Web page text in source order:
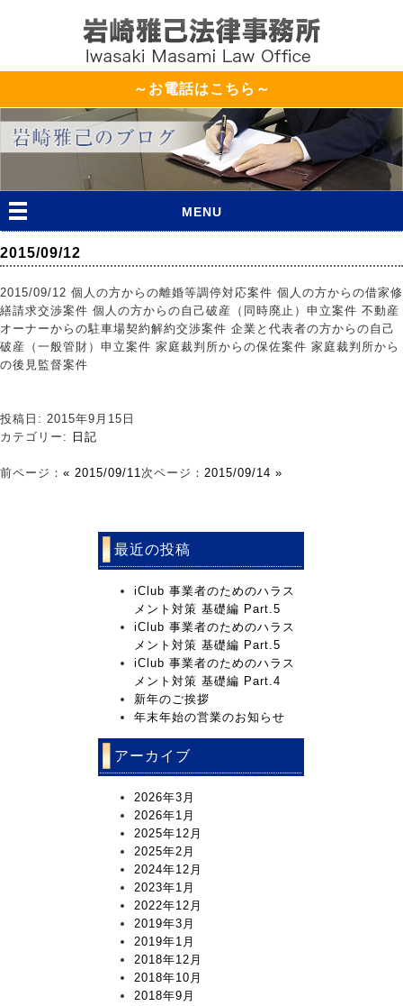
～お電話はこちら～
MENU
2015/09/12
2015/09/12 個人の方からの離婚等調停対応案件 個人の方からの借家修
繕請求交渉案件 個人の方からの自己破産（同時廃止）申立案件 不動産
オーナーからの駐車場契約解約交渉案件 企業と代表者の方からの自己
破産（一般管財）申立案件 家庭裁判所からの保佐案件 家庭裁判所から
の後見監督案件
投稿日: 2015年9月15日
カテゴリー: 日記
前ページ： « 2015/09/11 次ページ： 2015/09/14 »
最近の投稿
iClub 事業者のためのハラス
メント対策 基礎編 Part.5
iClub 事業者のためのハラス
メント対策 基礎編 Part.5
iClub 事業者のためのハラス
メント対策 基礎編 Part.4
新年のご挨拶
年末年始の営業のお知らせ
アーカイブ
2026年3月
2026年1月
2025年12月
2025年2月
2024年12月
2023年1月
2022年12月
2019年3月
2019年1月
2018年12月
2018年10月
2018年9月